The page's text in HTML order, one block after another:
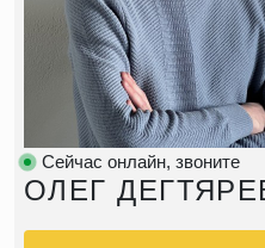
Сейчас онлайн, звоните
ОЛЕГ